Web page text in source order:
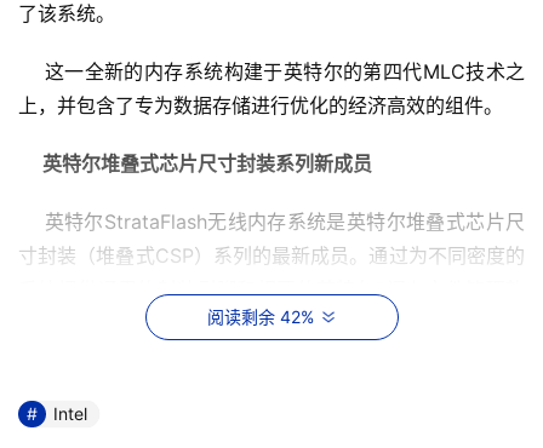
了该系统。
这一全新的内存系统构建于英特尔的第四代MLC技术之
上，并包含了专为数据存储进行优化的经济高效的组件。
英特尔堆叠式芯片尺寸封装系列新成员
英特尔StrataFlash无线内存系统是英特尔堆叠式芯片尺
寸封装（堆叠式CSP）系列的最新成员。通过为不同密度的
系统提供通用的封装引脚和相同的英特尔?闪存文件管理软
件，集成和升级将轻而易举。
少所需空间，通过集成高密度的英特尔StrataFlash无线内
阅读剩余 42%
Intel